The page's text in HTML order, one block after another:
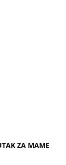
ZA MAME